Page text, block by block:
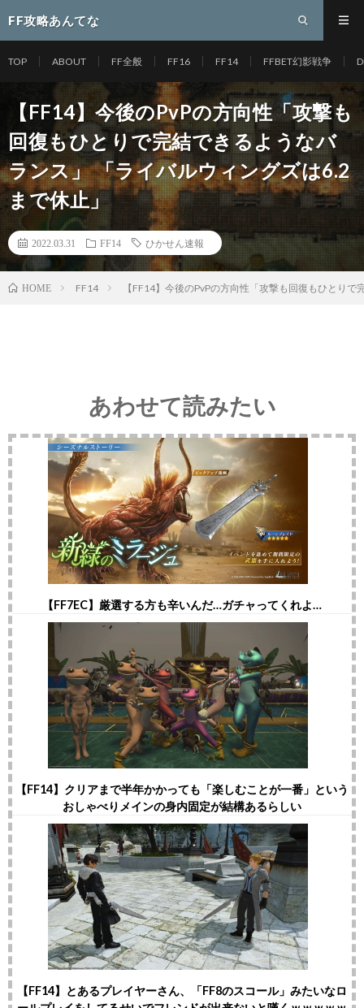
FF攻略あんてな
TOP ABOUT FF全般 FF16 FF14 FFBET幻影戦争
【FF14】今後のPvPの方向性「攻撃も
回復もひとりで完結できるようなバ
ランス」 「ライバルウィングズは6.2
まで休止」
2022.03.31 FF14 ひかせん速報
HOME FF14 【FF14】今後のPvPの方向性「攻撃も回復もひとり
あわせて読みたい
【FF7EC】厳選する方も辛いんだ…ガチャってくれよ…
【FF14】クリアまで半年かかっても「楽しむことが一番」という
おしゃべりメインの身内固定が結構あるらしい
【FF14】とあるプレイヤーさん、「FF8のスコール」みたいなロ